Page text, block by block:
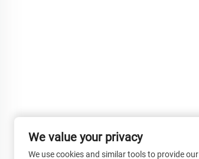
We value your privacy
We use cookies and similar tools to provide our